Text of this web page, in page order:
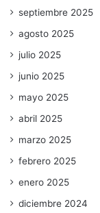
septiembre 2025
agosto 2025
julio 2025
junio 2025
mayo 2025
abril 2025
marzo 2025
febrero 2025
enero 2025
diciembre 2024